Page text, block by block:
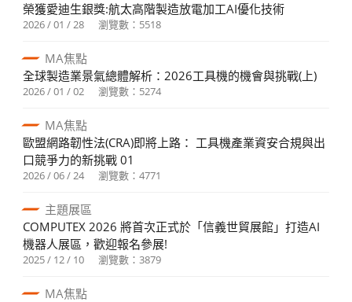
榮獲愛迪生銀獎:航太高階製造放電加工AI優化技術
2026 / 01 / 28 瀏覽數：5518
MA焦點
全球製造業景氣總體解析：2026工具機的機會與挑戰(上)
2026 / 01 / 02 瀏覽數：5274
MA焦點
歐盟網路韌性法(CRA)即將上路： 工具機產業資安合規與出
口競爭力的新挑戰 01
2026 / 06 / 24 瀏覽數：4771
主題展區
COMPUTEX 2026 將首次正式於「信義世貿展館」打造AI
機器人展區，歡迎報名參展!
2025 / 12 / 10 瀏覽數：3879
MA焦點